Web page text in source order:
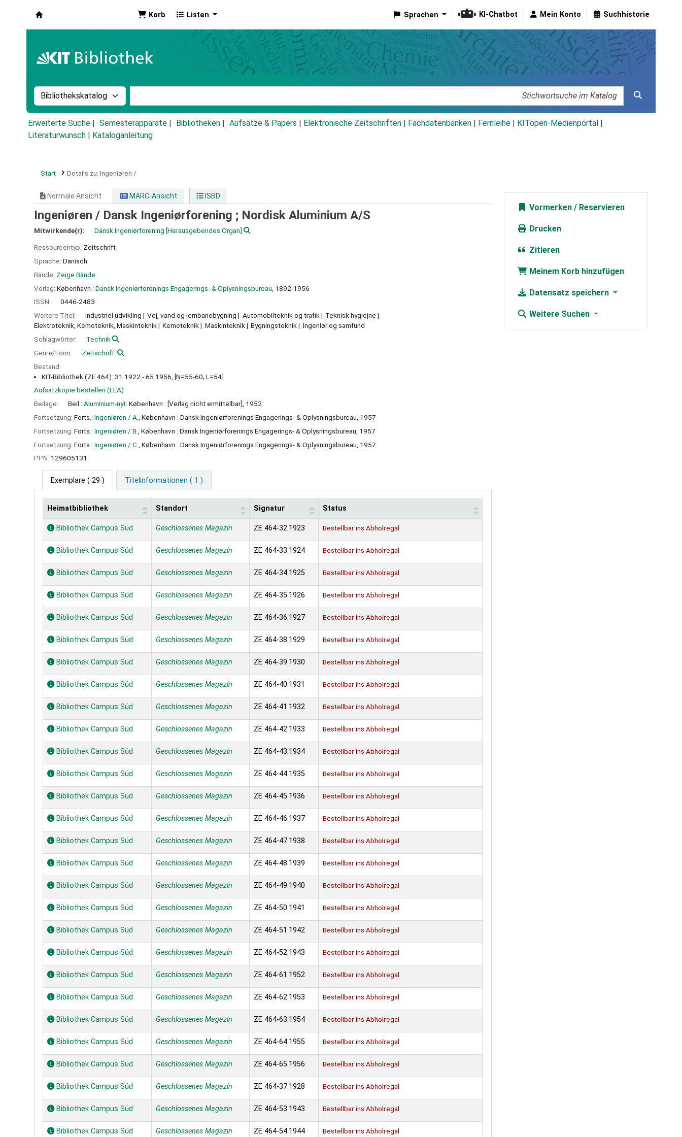
Korb Listen Sprachen KI-Chatbot Mein Konto Suchhistorie
Suche im Katalog nach:
Erweiterte Suche Semesterapparate Bibliotheken Aufsätze & Papers Elektronische Zeitschriften Fachdatenbanken Fernleihe KITopen-Medienportal
Literaturwunsch
Kataloganleitung
Start Details zu: Ingeniøren /
Normale Ansicht MARC-Ansicht ISBD
Ingeniøren / Dansk Ingeniørforening ; Nordisk Aluminium A/S
Mitwirkende(r): Dansk Ingeniørforening [Herausgebendes Organ]
Ressourcentyp: Zeitschrift
Sprache: Dänisch
Bände: Zeige Bände
Verlag: København : Dansk Ingeniørforenings Engagerings- & Oplysningsbureau, 1892-1956
ISSN:
0446-2483
Weitere Titel:
Industriel udvikling Vej, vand og jernbanebygning Automobilteknik og trafik
Teknisk hygiejne
Elektroteknik, Kemoteknik, Maskinteknik
Kemoteknik Maskinteknik Bygningsteknik
Ingeniør og samfund
Schlagwörter:
Technik
Genre/Form:
Zeitschrift
Bestand:
KIT-Bibliothek (ZE 464): 31.1922 - 65.1956, [N=55-60; L=54]
Aufsatzkopie bestellen (LEA)
Beilage:
Beil.: Aluminium-nyt. København : [Verlag nicht ermittelbar], 1952
Fortsetzung: Forts.: Ingeniøren / A.
, København : Dansk Ingeniørforenings Engagerings- & Oplysningsbureau, 1957
Fortsetzung: Forts.: Ingeniøren / B.
, København : Dansk Ingeniørforenings Engagerings- & Oplysningsbureau, 1957
Fortsetzung: Forts.: Ingeniøren / C.
, København : Dansk Ingeniørforenings Engagerings- & Oplysningsbureau, 1957
PPN: 129605131
Exemplare ( 29 ) Titelinformationen ( 1 )
Exemplare
Heimatbibliothek Standort Signatur Status
Bibliothek Campus Süd Geschlossenes Magazin ZE 464-32.1923 Bestellbar ins Abholregal
Bibliothek Campus Süd Geschlossenes Magazin ZE 464-33.1924 Bestellbar ins Abholregal
Bibliothek Campus Süd Geschlossenes Magazin ZE 464-34.1925 Bestellbar ins Abholregal
Bibliothek Campus Süd Geschlossenes Magazin ZE 464-35.1926 Bestellbar ins Abholregal
Bibliothek Campus Süd Geschlossenes Magazin ZE 464-36.1927 Bestellbar ins Abholregal
Bibliothek Campus Süd Geschlossenes Magazin ZE 464-38.1929 Bestellbar ins Abholregal
Bibliothek Campus Süd Geschlossenes Magazin ZE 464-39.1930 Bestellbar ins Abholregal
Bibliothek Campus Süd Geschlossenes Magazin ZE 464-40.1931 Bestellbar ins Abholregal
Bibliothek Campus Süd Geschlossenes Magazin ZE 464-41.1932 Bestellbar ins Abholregal
Bibliothek Campus Süd Geschlossenes Magazin ZE 464-42.1933 Bestellbar ins Abholregal
Bibliothek Campus Süd Geschlossenes Magazin ZE 464-43.1934 Bestellbar ins Abholregal
Bibliothek Campus Süd Geschlossenes Magazin ZE 464-44.1935 Bestellbar ins Abholregal
Bibliothek Campus Süd Geschlossenes Magazin ZE 464-45.1936 Bestellbar ins Abholregal
Bibliothek Campus Süd Geschlossenes Magazin ZE 464-46.1937 Bestellbar ins Abholregal
Bibliothek Campus Süd Geschlossenes Magazin ZE 464-47.1938 Bestellbar ins Abholregal
Bibliothek Campus Süd Geschlossenes Magazin ZE 464-48.1939 Bestellbar ins Abholregal
Bibliothek Campus Süd Geschlossenes Magazin ZE 464-49.1940 Bestellbar ins Abholregal
Bibliothek Campus Süd Geschlossenes Magazin ZE 464-50.1941 Bestellbar ins Abholregal
Bibliothek Campus Süd Geschlossenes Magazin ZE 464-51.1942 Bestellbar ins Abholregal
Bibliothek Campus Süd Geschlossenes Magazin ZE 464-52.1943 Bestellbar ins Abholregal
Bibliothek Campus Süd Geschlossenes Magazin ZE 464-61.1952 Bestellbar ins Abholregal
Bibliothek Campus Süd Geschlossenes Magazin ZE 464-62.1953 Bestellbar ins Abholregal
Bibliothek Campus Süd Geschlossenes Magazin ZE 464-63.1954 Bestellbar ins Abholregal
Bibliothek Campus Süd Geschlossenes Magazin ZE 464-64.1955 Bestellbar ins Abholregal
Bibliothek Campus Süd Geschlossenes Magazin ZE 464-65.1956 Bestellbar ins Abholregal
Bibliothek Campus Süd Geschlossenes Magazin ZE 464-37.1928 Bestellbar ins Abholregal
Bibliothek Campus Süd Geschlossenes Magazin ZE 464-53.1943 Bestellbar ins Abholregal
Bibliothek Campus Süd Geschlossenes Magazin ZE 464-54.1944 Bestellbar ins Abholregal
Vormerken
Drucken
Zitieren
Meinem Korb hinzufügen
Datensatz speichern
Weitere Suchen